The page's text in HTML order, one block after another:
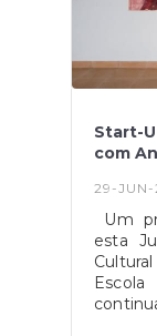
Start-
com
29-
Um
esta
para,